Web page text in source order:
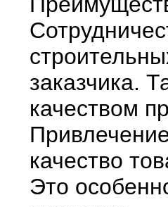
заказчика.
качеством
качество
Это